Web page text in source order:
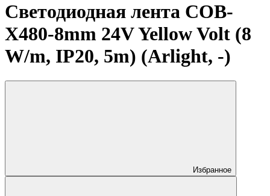
Светодиодная лента COB-
X480-8mm 24V Yellow Volt (8
W/m, IP20, 5m) (Arlight, -)
Избранное